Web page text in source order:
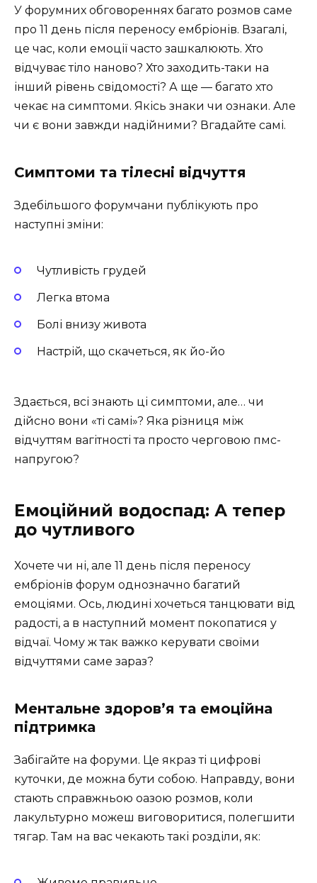
У форумних обговореннях багато розмов саме
про 11 день після переносу ембріонів. Взагалі,
це час, коли емоції часто зашкалюють. Хто
відчуває тіло наново? Хто заходить-таки на
інший рівень свідомості? А ще — багато хто
чекає на симптоми. Якісь знаки чи ознаки. Але
чи є вони завжди надійними? Вгадайте самі.
Симптоми та тілесні відчуття
Здебільшого форумчани публікують про
наступні зміни:
Чутливість грудей
Легка втома
Болі внизу живота
Настрій, що скачеться, як йо-йо
Здається, всі знають ці симптоми, але… чи
дійсно вони «ті самі»? Яка різниця між
відчуттям вагітності та просто черговою пмс-
напругою?
Емоційний водоспад: А тепер
до чутливого
Хочете чи ні, але 11 день після переносу
ембріонів форум однозначно багатий
емоціями. Ось, людині хочеться танцювати від
радості, а в наступний момент покопатися у
відчаї. Чому ж так важко керувати своїми
відчуттями саме зараз?
Ментальне здоров’я та емоційна
підтримка
Забігайте на форуми. Це якраз ті цифрові
куточки, де можна бути собою. Направду, вони
стають справжньою оазою розмов, коли
лакультурно можеш виговоритися, полегшити
тягар. Там на вас чекають такі розділи, як: